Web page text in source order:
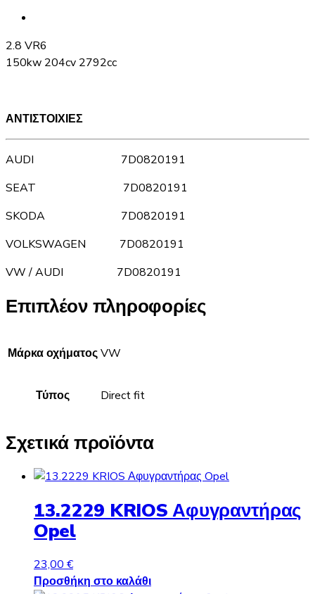
2.8 VR6
150kw 204cv 2792cc
ΑΝΤΙΣΤΟΙΧΙΕΣ
AUDI 7D0820191
SEAT 7D0820191
SKODA 7D0820191
VOLKSWAGEN 7D0820191
VW / AUDI 7D0820191
Επιπλέον πληροφορίες
Μάρκα οχήματοςVW
Τύπος Direct fit
Σχετικά προϊόντα
13.2229 KRIOS Αφυγραντήρας
Opel
23,00€
Προσθήκη στο καλάθι